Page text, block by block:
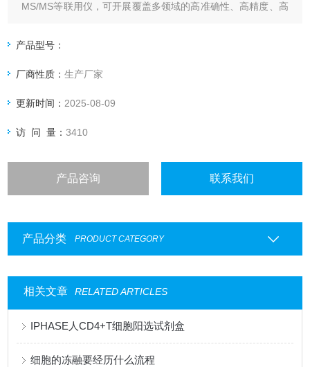
MS/MS等联用仪，可开展覆盖多领域的高准确性、高精度、高
物进行快速可靠的定量或定性分析。
产品型号：
厂商性质：生产厂家
更新时间： 2025-08-09
访 问 量：3410
产品咨询 联系我们
产品分类 PRODUCT CATEGORY
相关文章 RELATED ARTICLES
IPHASE人CD4+T细胞阳选试剂盒
细胞的冻融要经历什么流程